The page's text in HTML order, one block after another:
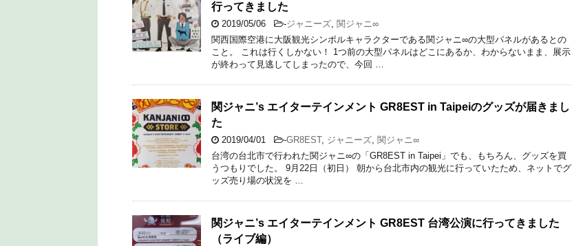
行ってきました
2019/05/06 -ジャニーズ, 関ジャニ∞
関西国際空港に大阪観光シンボルキャラクターである関ジャニ∞の大型パネルがあるとの
こと。 これは行くしかない！ 1つ前の大型パネルはどこにあるか、わからないまま、展示
が終わって見逃してしまったので、今回 …
関ジャニ’s エイターテインメント GR8EST in Taipeiのグッズが届きまし
た
2019/04/01 -GR8EST, ジャニーズ, 関ジャニ∞
台湾の台北市で行われた関ジャニ∞の「GR8EST in Taipei」でも、もちろん、グッズを買
うつもりでした。 9月22日（初日） 朝から台北市内の観光に行っていたため、ネットでグ
ッズ売り場の状況を …
関ジャニ’s エイターテインメント GR8EST 台湾公演に行ってきました
（ライブ編）